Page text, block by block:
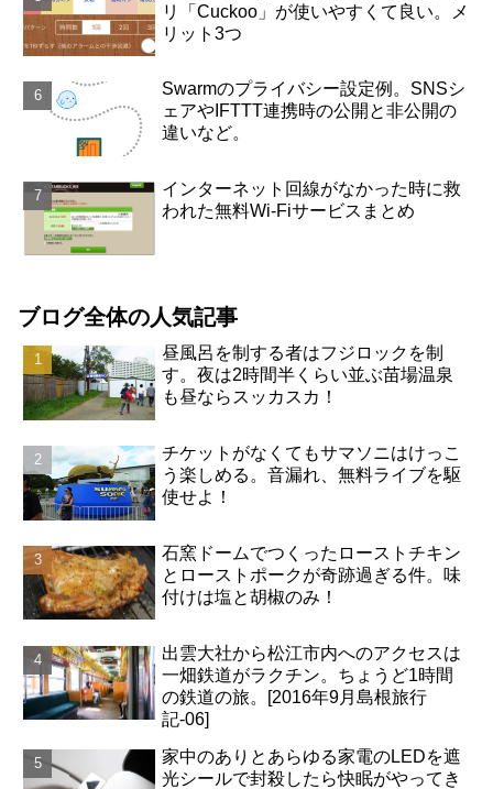
リ「Cuckoo」が使いやすくて良い。メ
リット3つ
Swarmのプライバシー設定例。SNSシ
ェアやIFTTT連携時の公開と非公開の
違いなど。
インターネット回線がなかった時に救
われた無料Wi-Fiサービスまとめ
ブログ全体の人気記事
昼風呂を制する者はフジロックを制
す。夜は2時間半くらい並ぶ苗場温泉
も昼ならスッカスカ！
チケットがなくてもサマソニはけっこ
う楽しめる。音漏れ、無料ライブを駆
使せよ！
石窯ドームでつくったローストチキン
とローストポークが奇跡過ぎる件。味
付けは塩と胡椒のみ！
出雲大社から松江市内へのアクセスは
一畑鉄道がラクチン。ちょうど1時間
の鉄道の旅。[2016年9月島根旅行
記-06]
家中のありとあらゆる家電のLEDを遮
光シールで封殺したら快眠がやってき